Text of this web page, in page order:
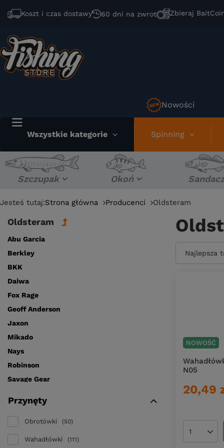
Koszt i czas dostawy 60 dni na zwrot Zbieraj
Nowości
Wszystkie kategorie Spinning
Szczupak Okoń Sandacz
Jesteś tutaj:Strona główna Producenci Oldsteram
Oldsteram
Abu Garcia
Berkley
BKK
Daiwa
Fox Rage
Geoff Anderson
Jaxon
Mikado
Nays
Robinson
Savage Gear
A.J Lures Handmade
Aller Aqua
Angry Lures
Przynęty
Obrotówki 50
Wahadłówki 111
Zmień
Najlepsza
NOWOŚĆ
N05
20,49
Ilość